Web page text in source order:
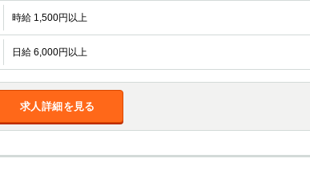
時給 1,500円以上
日給 6,000円以上
求人詳細を見る